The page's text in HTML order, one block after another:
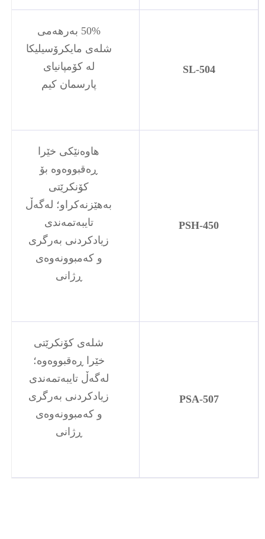
SL-504
50% بەرهەمی
شلەی مایکرۆسیلیکا
لە کۆمپانیای
پارسمان کیم
PSH-450
هاوەنێکی خێرا
ڕەقبووەوە بۆ
کۆنکرێتی
بەهێزنەکراو؛ لەگەڵ
تایبەتمەندی
زیادکردنی بەرگری
و کەمبوونەوەی
ڕژانی
PSA-507
شلەی کۆنکرێتی
خێرا ڕەقبووەوە؛
لەگەڵ تایبەتمەندی
زیادکردنی بەرگری
و کەمبوونەوەی
ڕژانی